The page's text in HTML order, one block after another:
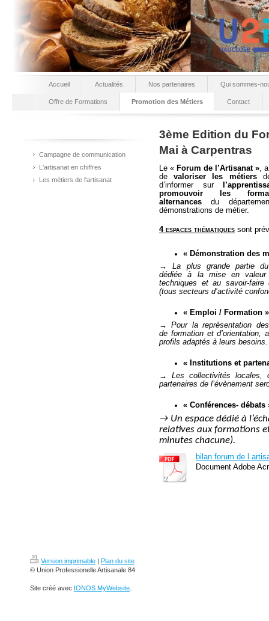
Accueil Actualités Nos partenaires Qui sommes-
Offre de Formations Promotion des Métiers Contact
Campagne de communication
L'artisanat en chiffres
Les métiers de l'artisanat
3ème Edition du
Mai à Carpentras
Le « Forum de l’Artisanat »,
devaloriser les métiersde
d’informer sur
promouvoir les
alternances du
démonstrations de métier.
4 espaces thématiques sont
« Démonstration des
→ La plus grande partie
dédiée à la mise en valeur
techniques et au savoir-faire
(tous secteurs d’activité
« Emploi / Formation »
→ Pour la représentation
de formation et d’orientation,
profils adaptés à leurs besoins.
« Institutions et
→ Les collectivités locales,
partenaires de l’évènement
« Conférences- débats
→ Un espace dédié à
relatives aux formations
minutes chacune).
bilan forum de l
Document Adobe
Version imprimable | Plan du site
© Union Professionelle Artisanale 84
Site créé avec IONOS MyWebsite